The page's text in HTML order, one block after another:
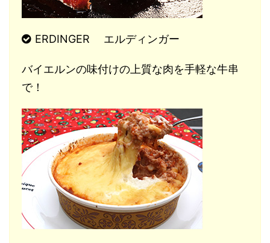
ERDINGER エルディンガー
バイエルンの味付けの上質な肉を手軽な牛串
で！